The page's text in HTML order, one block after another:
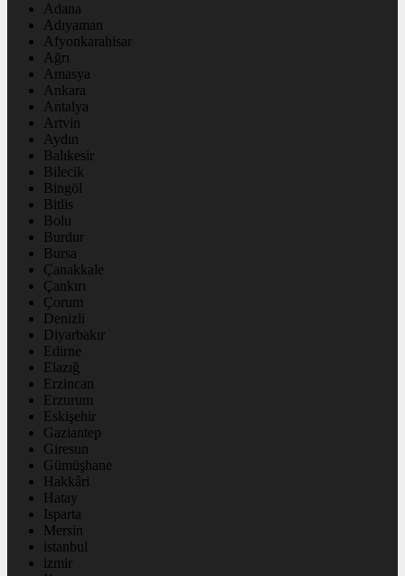
Adana
Adıyaman
Afyonkarahisar
Ağrı
Amasya
Ankara
Antalya
Artvin
Aydın
Balıkesir
Bilecik
Bingöl
Bitlis
Bolu
Burdur
Bursa
Çanakkale
Çankırı
Çorum
Denizli
Diyarbakır
Edirne
Elazığ
Erzincan
Erzurum
Eskişehir
Gaziantep
Giresun
Gümüşhane
Hakkâri
Hatay
Isparta
Mersin
istanbul
izmir